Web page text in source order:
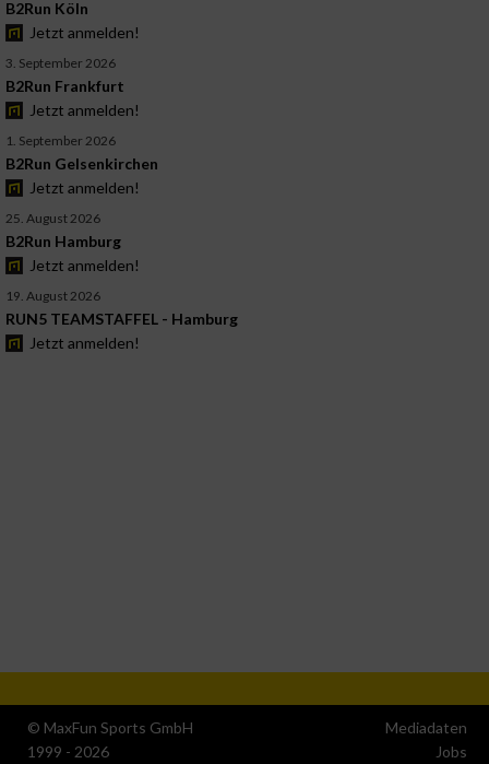
B2Run Köln
Jetzt anmelden!
3. September 2026
B2Run Frankfurt
Jetzt anmelden!
1. September 2026
B2Run Gelsenkirchen
Jetzt anmelden!
25. August 2026
B2Run Hamburg
Jetzt anmelden!
19. August 2026
RUN5 TEAMSTAFFEL - Hamburg
Jetzt anmelden!
© MaxFun Sports GmbH
1999 - 2026
Mediadaten
Jobs